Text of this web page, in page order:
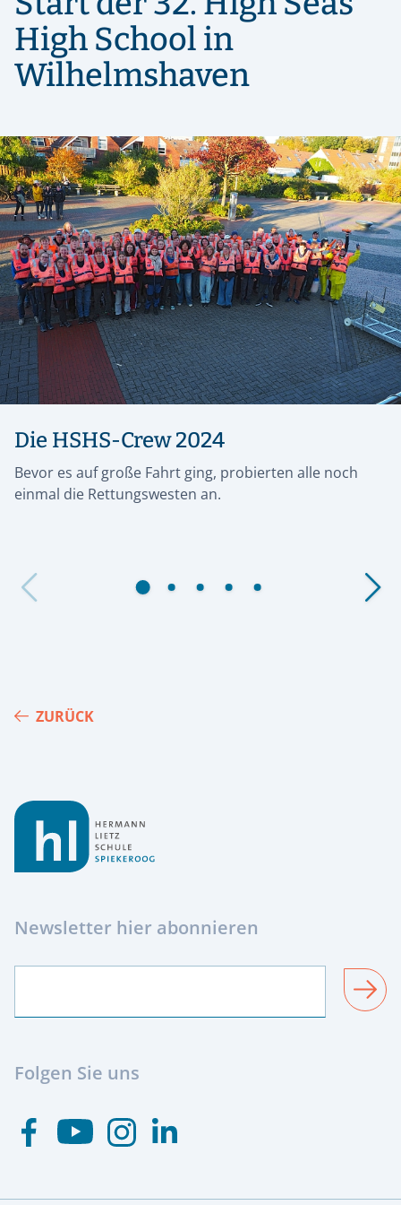
High School in
Wilhelmshaven
Die HSHS-Crew 2024
Bevor es auf große Fahrt ging, probierten alle noch
einmal die Rettungswesten an.
ZURÜCK
Newsletter hier abonnieren
SENDEN
Folgen Sie uns
Besuchen Sie uns auf Facebook
Besuchen Sie uns auf Youtube
Besuchen Sie uns auf Instagram
Visit us at Linkedin